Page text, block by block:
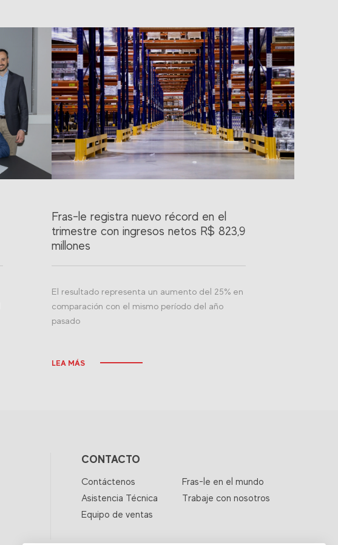
Fras-le registra nuevo récord en el
trimestre con ingresos netos R$ 823,9
millones
El resultado representa un aumento del 25% en
comparación con el mismo período del año
pasado
LEA MÁS
CONTACTO
Contáctenos
Asistencia Técnica
Equipo de ventas
Fras-le en el mundo
Trabaje con nosotros